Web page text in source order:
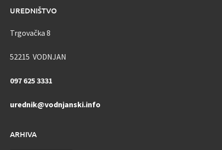
UREDNIŠTVO
Trgovačka 8
52215 VODNJAN
097 625 3331
urednik@vodnjanski.info
ARHIVA